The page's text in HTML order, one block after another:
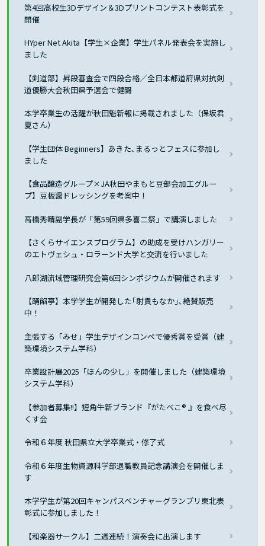
第4回高校生3Dデザイン＆3Dプリントコンテスト表彰式を
開催
HYper Net Akita【学生×企業】学生パネル発表会を実施し
ました
【剣道部】昇段審査会で四段合格／全日本都道府県対抗剣
道優勝大会秋田県予選会で健闘
本学卒業生の活躍が秋田魁新報に掲載されました（保坂君
夏さん）
【学生団体 Beginners】あきた､まるっとフェスに参加し
ました
【食品醸造グループ×JA秋田やまもと豆部会加工グルー
プ】豆板醤ドレッシングを考案中！
高橋秀晴副学長が「第59回県多喜二祭」で講演しました
【さくらサイエンスプログラム】の助成を受けハンガリー
のエトヴェシュ・ロラーンド大学と交流を行いました
八郎湖流域管理研究会第6回シンポジウムが開催されます
【踊餡亭】本学学生が開発した｢射貫もなか｣､絶賛販売
中！
主張する「みせ」学生デザインコンペで優秀賞を受賞（建
築環境システム学科）
卒業設計展2025「ほんの少し」を開催しました（建築環境
システム学科）
【参加者募集!!】短角牛新ブランド『がたべこ® 』を食べ尽
くす会
令和６年度 秋田県立大学卒業式・修了式
令和６年度生物資源科学部退職教員記念講演会を開催しま
す
本学学生が第20回キャンパスベンチャーグランプリ東北表
彰式に参加しました！
【和楽器サークル】二週連続！演奏会に出演します